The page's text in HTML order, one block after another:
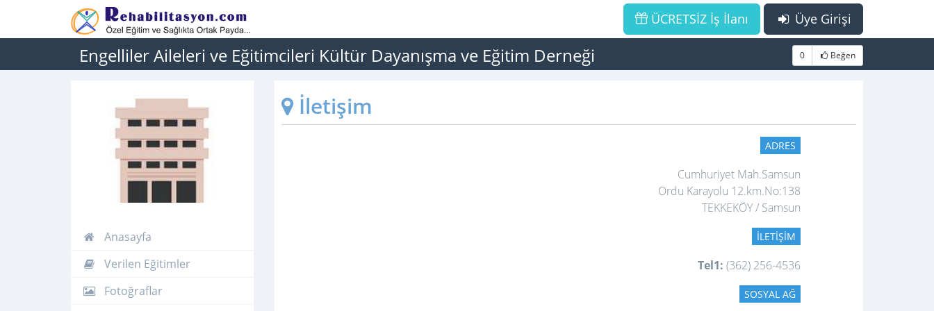
Üye Girişi
ÜCRETSİZ İş İlanı
Engelliler Aileleri ve Eğitimcileri Kültür Dayanışma ve Eğitim Derneği 0 Beğen
Anasayfa
Verilen Eğitimler
Fotoğraflar
İletişim
ADRES
Cumhuriyet Mah.Samsun
Ordu Karayolu 12.km.No:138
TEKKEKÖY / Samsun
İLETIŞIM
Tel1: (362) 256-4536
SOSYAL AĞ